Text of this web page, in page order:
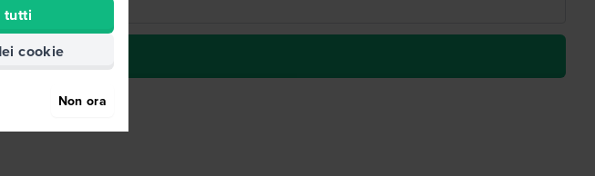
desideri
tutti
cookie
Non ora